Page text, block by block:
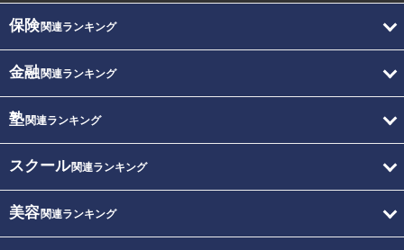
保険関連ランキング
金融関連ランキング
塾関連ランキング
スクール関連ランキング
美容関連ランキング